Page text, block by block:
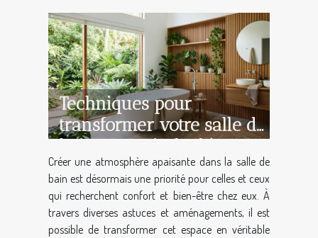
Techniques pour
transformer votre salle de
bain en oasis de détente
Créer une atmosphère apaisante dans la salle de
bain est désormais une priorité pour celles et ceux
qui recherchent confort et bien-être chez eux. À
travers diverses astuces et aménagements, il est
possible de transformer cet espace en véritable